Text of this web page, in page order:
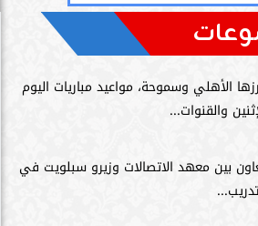
الأهلي وسموحة، مواعيد مباريات اليوم
والقنوات...
بين معهد الاتصالات وزيرو سبلويت في